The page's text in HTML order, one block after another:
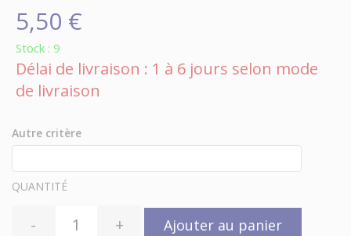
5,50 €
Stock : 9
Délai de livraison : 1 à 6 jours selon mode
de livraison
Autre critère
QUANTITÉ
- + Ajouter au panier